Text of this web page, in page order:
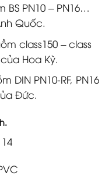
PN10 – PN16…
Quốc.
class150 – class
Hoa Kỳ.
DIN PN10-RF, PN16
Đức.